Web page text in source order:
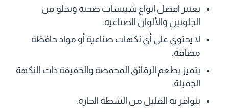
يعتبر افضل انواع شيبسات صحيه ويخلو من
الجلوتين والألوان الصناعية.
لا يحتوي على أي نكهات صناعية أو مواد حافظة
مضافة.
يتميز بطعم الرقائق المحمصة والخفيفة ذات النكهة
الجميلة.
يتوافر به القليل من الشطة الحارة.